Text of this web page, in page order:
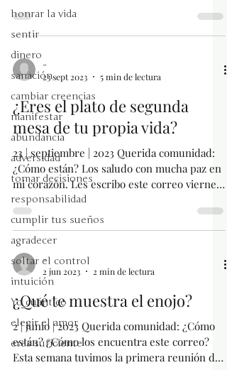
honrar la vida
sentir
dinero
sanación
cambiar creencias
manifestar
abundancia
adversidad
tomar decisiones
responsabilidad
cumplir tus sueños
agradecer
soltar el control
intuición
Yo cuántico
elegir el amor
eres suficiente
-
23 sept 2023
5 min de lectura
¿Eres el plato de segunda
mesa de tu propia vida?
23 | septiembre | 2023 Querida comunidad:
¿Cómo están? Los saludo con mucha paz en
mi corazón. Les escribo este correo viernes
7pm,...
-
2 jun 2023
2 min de lectura
¿Qué te muestra el enojo?
2 | junio | 2023 Querida comunidad: ¿Cómo
están? ¿Cómo los encuentra este correo? ​
Esta semana tuvimos la primera reunión de